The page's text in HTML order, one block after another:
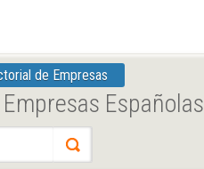
de Empresas
Españolas